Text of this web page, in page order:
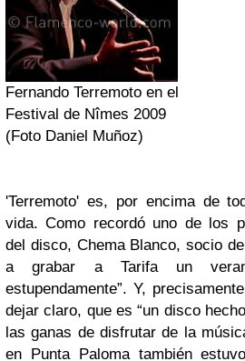
Fernando Terremoto en el
Festival de Nîmes 2009
(Foto Daniel Muñoz)
'Terremoto' es, por encima de
vida. Como recordó uno de los
del disco, Chema Blanco, socio
a grabar a Tarifa un
estupendamente”. Y,
dejar claro, que es “un disco
las ganas de disfrutar de la
en Punta Paloma también